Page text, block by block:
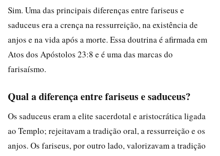
Sim. Uma das principais diferenças entre fariseus e
saduceus era a crença na ressurreição, na existência de
anjos e na vida após a morte. Essa doutrina é afirmada em
Atos dos Apóstolos 23:8 e é uma das marcas do
farisaísmo.
Qual a diferença entre fariseus e saduceus?
Os saduceus eram a elite sacerdotal e aristocrática ligada
ao Templo; rejeitavam a tradição oral, a ressurreição e os
anjos. Os fariseus, por outro lado, valorizavam a tradição